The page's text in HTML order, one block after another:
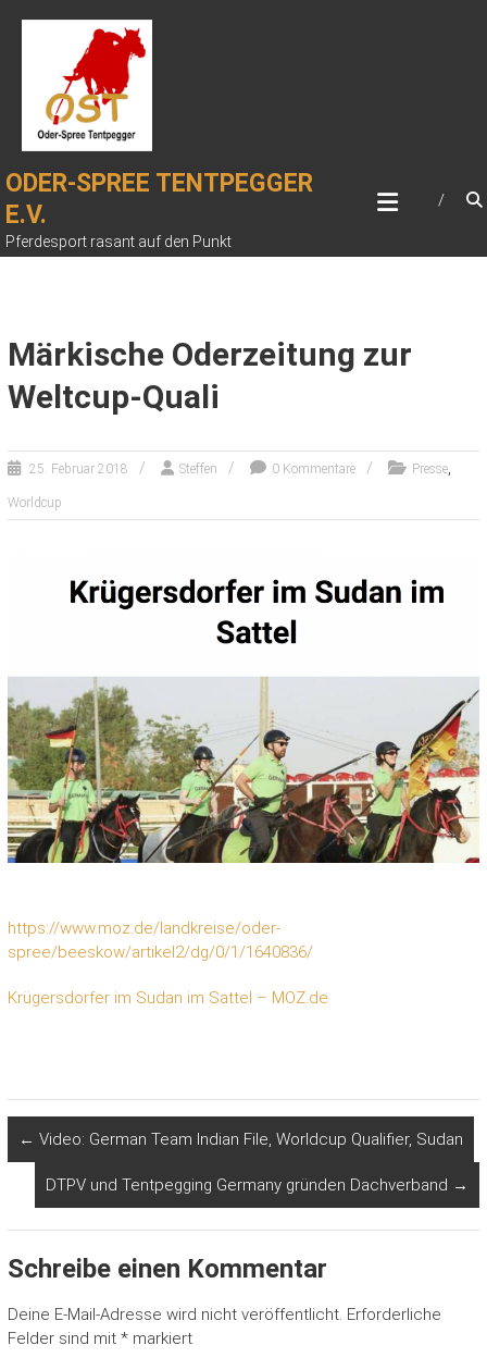
ODER-SPREE TENTPEGGER
E.V.
Pferdesport rasant auf den Punkt
Märkische Oderzeitung zur
Weltcup-Quali
25. Februar 2018 Steffen 0 Kommentare Presse,
Worldcup
https://www.moz.de/landkreise/oder-
spree/beeskow/artikel2/dg/0/1/1640836/
Krügersdorfer im Sudan im Sattel – MOZ.de
← Video: German Team Indian File, Worldcup Qualifier, Sudan
DTPV und Tentpegging Germany gründen Dachverband →
Schreibe einen Kommentar
Deine E-Mail-Adresse wird nicht veröffentlicht. Erforderliche
Felder sind mit *markiert